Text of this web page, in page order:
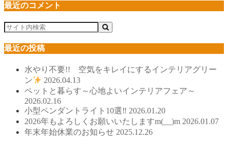
最近のコメント
最近の投稿
水やり不要!! 空気をキレイにするインテリアグリー
ン
2026.04.13
ペットと暮らす～心地よいインテリアフェア～
2026.02.16
小型ペンダントライト10選‼ 2026.01.20
2026年もよろしくお願いいたしますm(__)m 2026.01.07
年末年始休業のお知らせ 2025.12.26